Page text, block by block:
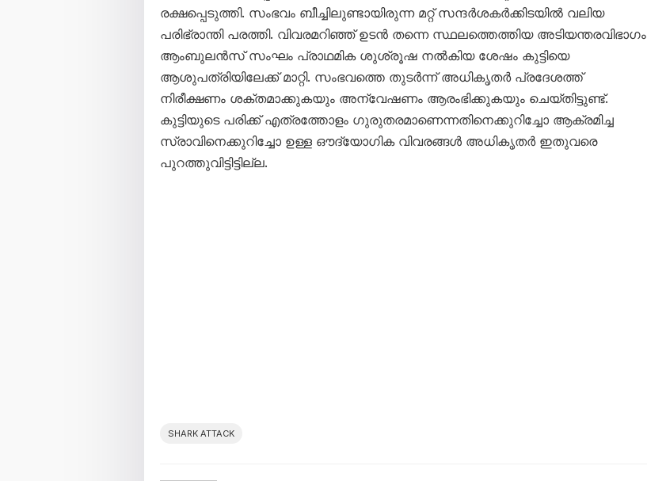
രക്ഷപ്പെടുത്തി. സംഭവം ബീച്ചിലുണ്ടായിരുന്ന മറ്റ് സന്ദർശകർക്കിടയിൽ വലിയ
പരിഭ്രാന്തി പരത്തി. വിവരമറിഞ്ഞ് ഉടൻ തന്നെ സ്ഥലത്തെത്തിയ അടിയന്തരവിഭാഗം
ആംബുലൻസ് സംഘം പ്രാഥമിക ശുശ്രൂഷ നൽകിയ ശേഷം കുട്ടിയെ
ആശുപത്രിയിലേക്ക് മാറ്റി. സംഭവത്തെ തുടർന്ന് അധികൃതർ പ്രദേശത്ത്
നിരീക്ഷണം ശക്തമാക്കുകയും അന്വേഷണം ആരംഭിക്കുകയും ചെയ്തിട്ടുണ്ട്.
കുട്ടിയുടെ പരിക്ക് എത്രത്തോളം ഗുരുതരമാണെന്നതിനെക്കുറിച്ചോ ആക്രമിച്ച
സ്രാവിനെക്കുറിച്ചോ ഉള്ള ഔദ്യോഗിക വിവരങ്ങൾ അധികൃതർ ഇതുവരെ
പുറത്തുവിട്ടിട്ടില്ല.
SHARK ATTACK